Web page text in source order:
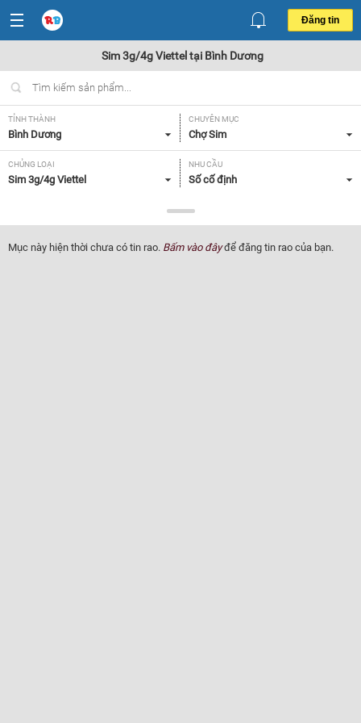
Đăng tin
Sim 3g/4g Viettel tại Bình Dương
TỈNH THÀNH
Bình Dương
CHUYÊN MỤC
Chợ Sim
CHỦNG LOẠI
Sim 3g/4g Viettel
NHU CẦU
Số cố định
Tất cả
Mục này hiện thời chưa có tin rao. Bấm vào đâyđể đăng tin rao của bạn.